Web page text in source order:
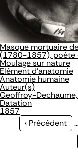
Masque mortuaire
(1780-1857), poète
Moulage sur nature
Elément d'anatomie
Anatomie humaine
Auteur(s)
Geoffroy-
Datation
1857
Page
‹ Précédent …